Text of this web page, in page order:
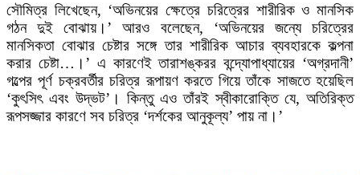
সৌমিত্র লিখেছেন, ‘অভিনয়ের ক্ষেত্রে চরিত্রের শারীরিক ও মানসিক
গঠন দুই বোঝায়।’ আরও বলেছেন, ‘অভিনয়ের জন্যে চরিত্রের
মানসিকতা বোঝার চেষ্টার সঙ্গে তার শারীরিক আচার ব্যবহারকে কল্পনা
করার চেষ্টা…।’ এ কারণেই তারাশঙ্করর বন্দ্যোপাধ্যায়ের ‘অগ্রদানী’
গল্পের পূর্ণ চক্রবর্তীর চরিত্র রূপায়ণ করতে গিয়ে তাঁকে সাজতে হয়েছিল
‘কুৎসিৎ এবং উদ্ভট’। কিন্তু এও তাঁরই স্বীকারোক্তি যে, অতিরিক্ত
রূপসজ্জার কারণে সব চরিত্র ‘দর্শকের আনুকূল্য’ পায় না।’